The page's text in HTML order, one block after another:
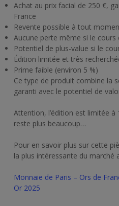
Achat au prix facial de 250 €,
France
Revente possible à tout
Aucune perte même si le cours
Potentiel de plus-value si le
Édition limitée et très
Prime faible (environ 5 %)
Ce type de produit combine la
garanti avec le potentiel de
Attention, l’édition est limitée à
reste plus beaucoup…
Pour en savoir plus sur cette
la plus intéressante du marché
Monnaie de Paris – Ors de
Or 2025